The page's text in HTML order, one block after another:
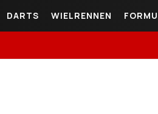
DARTS WIELRENNEN